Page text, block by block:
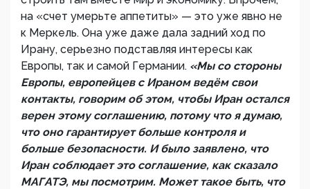
на «счет умерьте аппетиты» — это уже явно не
к Меркель. Она уже даже дала задний ход по
Ирану, серьезно подставляя интересы как
Европы, так и самой Германии. «Мы со стороны
Европы, европейцев с Ираном ведём свои
контакты, говорим об этом, чтобы Иран остался
верен этому соглашению, потому что я думаю,
что оно гарантирует больше контроля и
больше безопасности. И было заявлено, что
Иран соблюдает это соглашение, как сказало
МАГАТЭ, мы посмотрим. Может такое быть, что